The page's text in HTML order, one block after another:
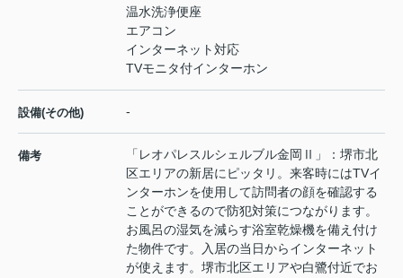
温水洗浄便座
エアコン
インターネット対応
TVモニタ付インターホン
設備(その他) -
備考
「レオパレスルシェルブル金岡Ⅱ」：堺市北
区エリアの新居にピッタリ。来客時にはTVイ
ンターホンを使用して訪問者の顔を確認する
ことができるので防犯対策につながります。
お風呂の湿気を減らす浴室乾燥機を備え付け
た物件です。入居の当日からインターネット
が使えます。堺市北区エリアや白鷺付近でお